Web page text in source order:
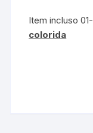
Item incluso 01-
colorida